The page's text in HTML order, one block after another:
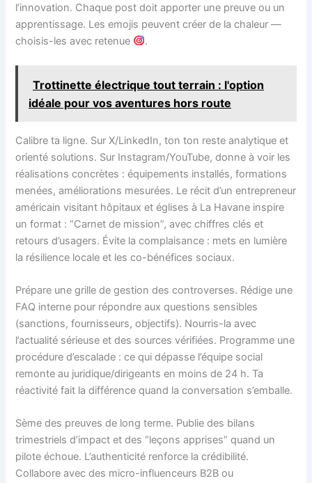
l’innovation. Chaque post doit apporter une preuve ou un
apprentissage. Les emojis peuvent créer de la chaleur —
choisis-les avec retenue
.
Trottinette électrique tout terrain : l'option
idéale pour vos aventures hors route
Calibre ta ligne. Sur X/LinkedIn, ton ton reste analytique et
orienté solutions. Sur Instagram/YouTube, donne à voir les
réalisations concrètes : équipements installés, formations
menées, améliorations mesurées. Le récit d’un entrepreneur
américain visitant hôpitaux et églises à La Havane inspire
un format : “Carnet de mission”, avec chiffres clés et
retours d’usagers. Évite la complaisance : mets en lumière
la résilience locale et les co-bénéfices sociaux.
Prépare une grille de gestion des controverses. Rédige une
FAQ interne pour répondre aux questions sensibles
(sanctions, fournisseurs, objectifs). Nourris-la avec
l’actualité sérieuse et des sources vérifiées. Programme une
procédure d’escalade : ce qui dépasse l’équipe social
remonte au juridique/dirigeants en moins de 24 h. Ta
réactivité fait la différence quand la conversation s’emballe.
Sème des preuves de long terme. Publie des bilans
trimestriels d’impact et des “leçons apprises” quand un
pilote échoue. L’authenticité renforce la crédibilité.
Collabore avec des micro-influenceurs B2B ou